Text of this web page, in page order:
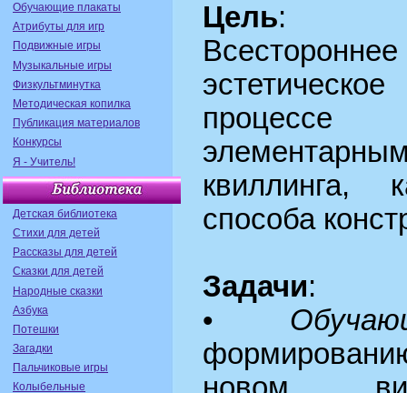
Обучающие плакаты
Атрибуты для игр
Подвижные игры
Музыкальные игры
Физкультминутка
Методическая копилка
Публикация материалов
Конкурсы
Я - Учитель!
Детская библиотека
Стихи для детей
Рассказы для детей
Сказки для детей
Народные сказки
Азбука
Потешки
Загадки
Пальчиковые игры
Колыбельные
Цель:
квиллинга,
способа
Задачи:
•